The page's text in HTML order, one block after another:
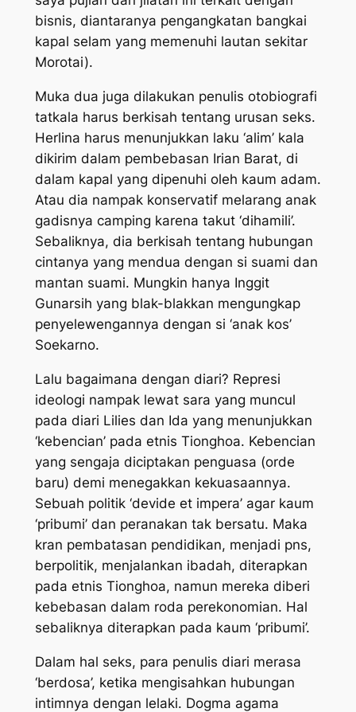
bisnis, diantaranya pengangkatan bangkai
kapal selam yang memenuhi lautan sekitar
Morotai).
Muka dua juga dilakukan penulis otobiografi
tatkala harus berkisah tentang urusan seks.
Herlina harus menunjukkan laku ‘alim’ kala
dikirim dalam pembebasan Irian Barat, di
dalam kapal yang dipenuhi oleh kaum adam.
Atau dia nampak konservatif melarang anak
gadisnya camping karena takut ‘dihamili’.
Sebaliknya, dia berkisah tentang hubungan
cintanya yang mendua dengan si suami dan
mantan suami. Mungkin hanya Inggit
Gunarsih yang blak-blakkan mengungkap
penyelewengannya dengan si ‘anak kos’
Soekarno.
Lalu bagaimana dengan diari? Represi
ideologi nampak lewat sara yang muncul
pada diari Lilies dan Ida yang menunjukkan
‘kebencian’ pada etnis Tionghoa. Kebencian
yang sengaja diciptakan penguasa (orde
baru) demi menegakkan kekuasaannya.
Sebuah politik ‘devide et impera’ agar kaum
‘pribumi’ dan peranakan tak bersatu. Maka
kran pembatasan pendidikan, menjadi pns,
berpolitik, menjalankan ibadah, diterapkan
pada etnis Tionghoa, namun mereka diberi
kebebasan dalam roda perekonomian. Hal
sebaliknya diterapkan pada kaum ‘pribumi’.
Dalam hal seks, para penulis diari merasa
‘berdosa’, ketika mengisahkan hubungan
intimnya dengan lelaki. Dogma agama